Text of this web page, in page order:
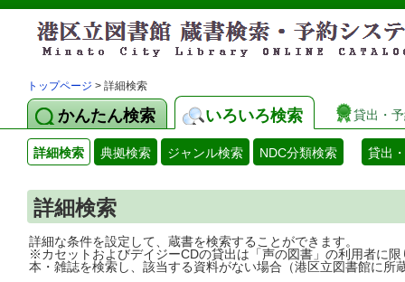
トップページ > 詳細検索
かんたん検索 いろいろ検索 貸出・
詳細検索 典拠検索 ジャンル検索 NDC分類検索 貸出
詳細検索
詳細な条件を設定して、蔵書を検索することができます。
※カセットおよびデイジーCDの貸出は「声の図書」の利用者に限
本・雑誌を検索し、該当する資料がない場合（港区立図書館に所